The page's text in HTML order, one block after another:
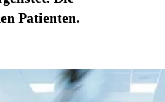
Patienten.